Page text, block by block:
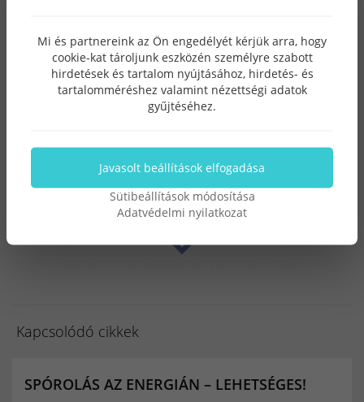
Megújuló energia
Pályázatok
CÍMKÉK
napelem rendszer ár
Kapcsolódó cikkek
SPÓROLÁS AZ ENERGIÁN – LEHETSÉGES!
Mi és partnereink az Ön engedélyét kérjük arra, hogy
cookie-kat tároljunk eszközén személyre szabott
hirdetések és tartalom nyújtásához, hirdetés- és
tartalomméréshez valamint nézettségi adatok
gyűjtéséhez.
Javasolt beállítások elfogadása
Sütibeállítások módosítása
Adatvédelmi nyilatkozat